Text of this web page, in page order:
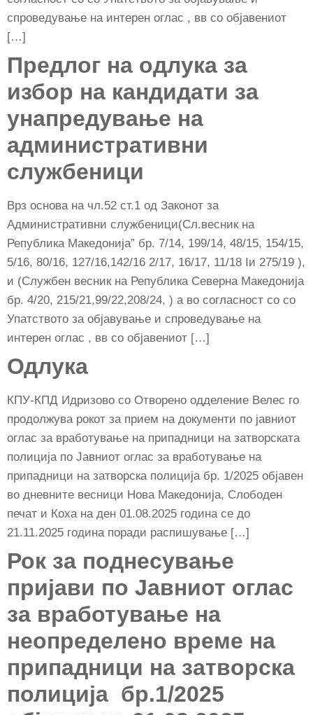
спроведување на интерен оглас , вв со објавениот
[…]
Предлог на одлука за
избор на кандидати за
унапредување на
административни
службеници
Врз основа на чл.52 ст.1 од Законот за
Административни службеници(Сл.весник на
Република Македонија” бр. 7/14, 199/14, 48/15, 154/15,
5/16, 80/16, 127/16,142/16 2/17, 16/17, 11/18 Iи 275/19 ),
и (Службен весник на Република Северна Македонија
бр. 4/20, 215/21,99/22,208/24, ) а во согласност со со
Упатството за објавување и спроведување на
интерен оглас , вв со објавениот […]
Одлука
КПУ-КПД Идризово со Отворено одделение Велес го
продолжува рокот за прием на документи по јавниот
оглас за вработување на припадници на затворската
полиција по Јавниот оглас за вработување на
припадници на затворска полиција бр. 1/2025 објавен
во дневните весници Нова Македонија, Слободен
печат и Коха на ден 01.08.2025 година се до
21.11.2025 година поради распишување […]
Рок за поднесување
пријави по Јавниот оглас
за вработување на
неопределено време на
припадници на затворска
полиција бр.1/2025